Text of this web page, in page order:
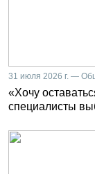
31 июля 2026 г. —
«Хочу
специалисты